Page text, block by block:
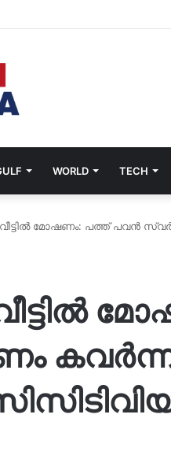
WORLD TECH
മോഷണം: പത്ത് പവൻ